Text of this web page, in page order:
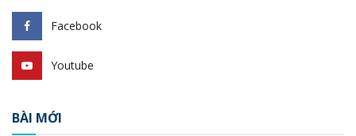
Facebook
Youtube
BÀI MỚI